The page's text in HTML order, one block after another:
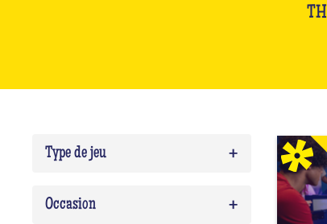
Type de jeu +
Occasion +